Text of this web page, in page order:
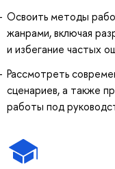
Освоить методы
жанрами, включая
и избегание частых
Рассмотреть
сценариев, а также
работы под